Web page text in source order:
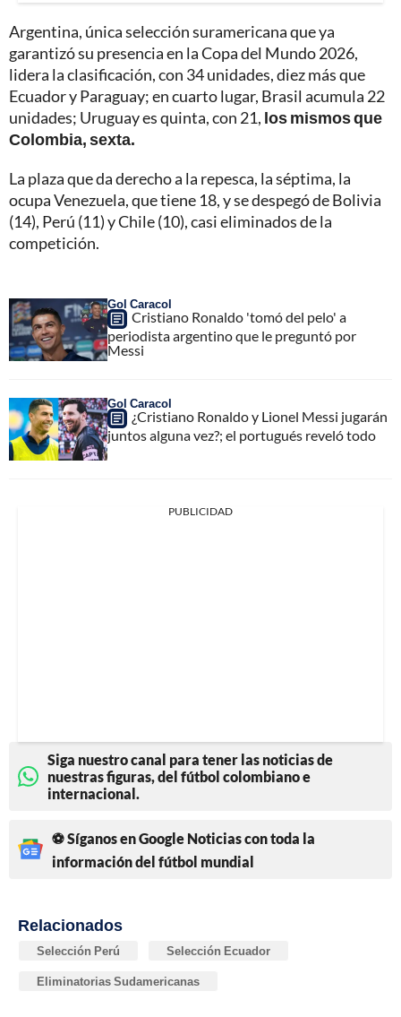
Argentina, única selección suramericana que ya
garantizó su presencia en la Copa del Mundo 2026,
lidera la clasificación, con 34 unidades, diez más que
Ecuador y Paraguay; en cuarto lugar, Brasil acumula 22
unidades; Uruguay es quinta, con 21, los mismos que
Colombia, sexta.
La plaza que da derecho a la repesca, la séptima, la
ocupa Venezuela, que tiene 18, y se despegó de Bolivia
(14), Perú (11) y Chile (10), casi eliminados de la
competición.
Gol Caracol
Cristiano Ronaldo 'tomó del pelo' a
periodista argentino que le preguntó por
Messi
Gol Caracol
¿Cristiano Ronaldo y Lionel Messi jugarán
juntos alguna vez?; el portugués reveló todo
PUBLICIDAD
Siga nuestro canal para tener las noticias de
nuestras figuras, del fútbol colombiano e
internacional.
⚽ Síganos en Google Noticias con toda la
información del fútbol mundial
Relacionados
Selección Perú Selección Ecuador
Eliminatorias Sudamericanas